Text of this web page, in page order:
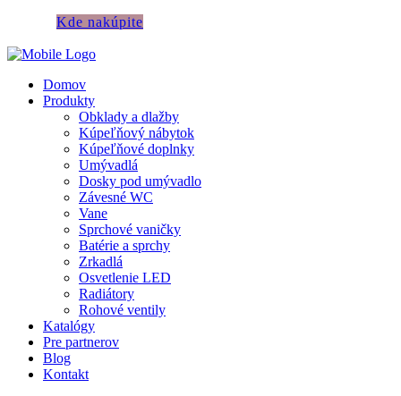
Kde nakúpite
Domov
Produkty
Obklady a dlažby
Kúpeľňový nábytok
Kúpeľňové doplnky
Umývadlá
Dosky pod umývadlo
Závesné WC
Vane
Sprchové vaničky
Batérie a sprchy
Zrkadlá
Osvetlenie LED
Radiátory
Rohové ventily
Katalógy
Pre partnerov
Blog
Kontakt